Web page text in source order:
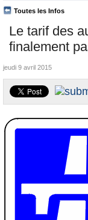
Gouvernement
Ministères/Directions
Blog
Elections
Le tarif des
finalement
Toutes les Infos
A la Une
Polémiques
La France et le Monde
Nominations et
Elections européennes
jeudi 9 avril 2015